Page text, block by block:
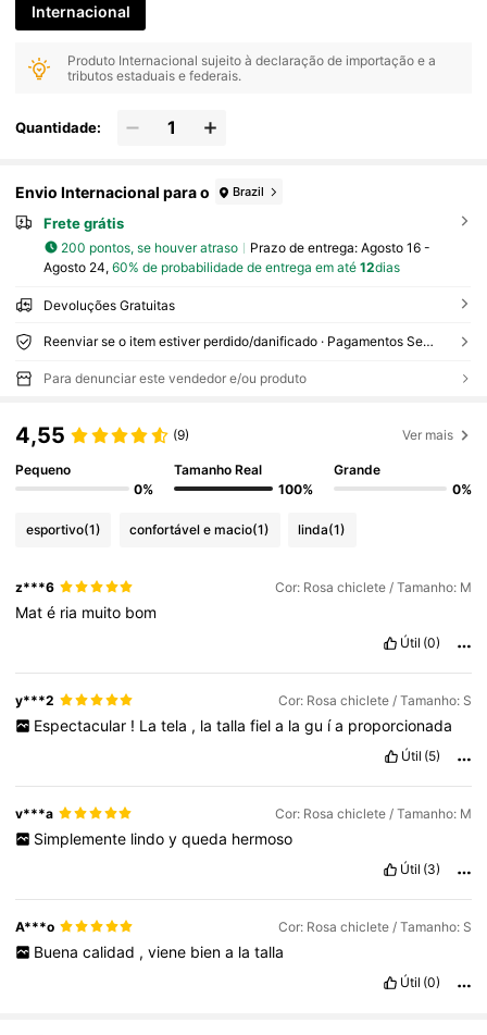
Internacional
Produto Internacional sujeito à declaração de importação e a
tributos estaduais e federais.
Quantidade:
Envio Internacional para o Brazil
Frete grátis
200 pontos, se houver atraso Prazo de entrega: Agosto 16 -
Agosto 24, 60% de probabilidade de entrega em até 12dias
Devoluções Gratuitas
Reenviar se o item estiver perdido/danificado · Pagamentos Seguros · Proteção de privacidade
Para denunciar este vendedor e/ou produto
4,55 (9) Ver mais
Pequeno
0%
Tamanho Real
100%
Grande
0%
esportivo(1) confortável e macio(1) linda(1)
z***6 Cor: Rosa chiclete / Tamanho: M
Maté ria muito bom
Útil (0)
y***2 Cor: Rosa chiclete / Tamanho: S
Espectacular ! La tela , la talla fiel a la gu ía proporcionada
Útil (5)
v***a Cor: Rosa chiclete / Tamanho: M
Simplemente lindo y queda hermoso
Útil (3)
A***o Cor: Rosa chiclete / Tamanho: S
Buena calidad , viene bien a la talla
Útil (0)